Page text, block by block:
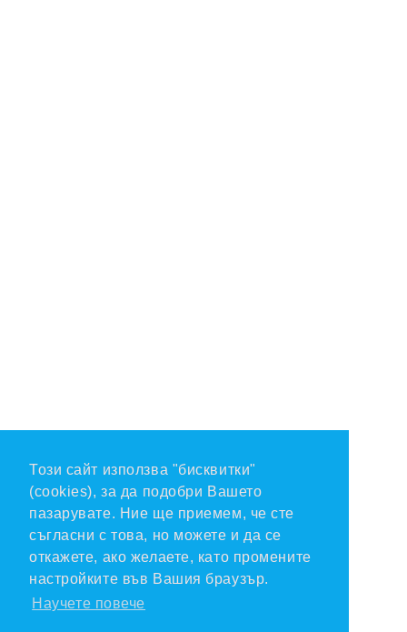
Този сайт използва "бисквитки"
(cookies), за да подобри Вашето
пазарувате. Ние ще приемем, че сте
съгласни с това, но можете и да се
откажете, ако желаете, като промените
настройките във Вашия браузър.
Научете повече